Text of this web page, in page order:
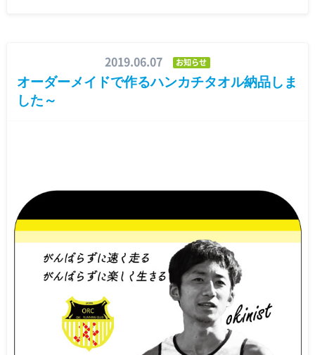
2019.06.07 お知らせ
オーダーメイドで作るハンカチタオル納品しま
した～